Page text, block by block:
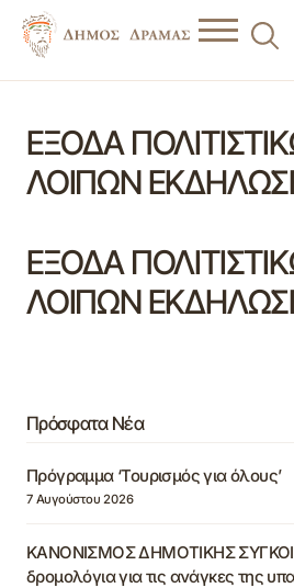
ΕΞΟΔΑ
ΛΟΙΠΩΝ
ΕΞΟΔΑ
ΛΟΙΠΩΝ
Πρόσφατα Νέα
Πρόγραμμα ‘Τουρισμός για όλους’
7 Αυγούστου 2026
ΚΑΝΟΝΙΣΜΟΣ ΔΗΜΟΤΙΚΗΣ
δρομολόγια για τις ανάγκες της